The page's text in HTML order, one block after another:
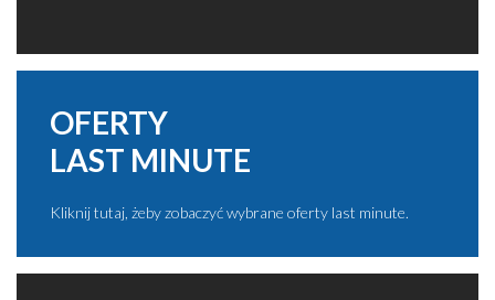
OFERTY
LAST MINUTE
Kliknij tutaj, żeby zobaczyć wybrane oferty last minute.